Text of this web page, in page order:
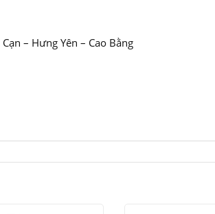
– Hưng Yên – Cao Bằng